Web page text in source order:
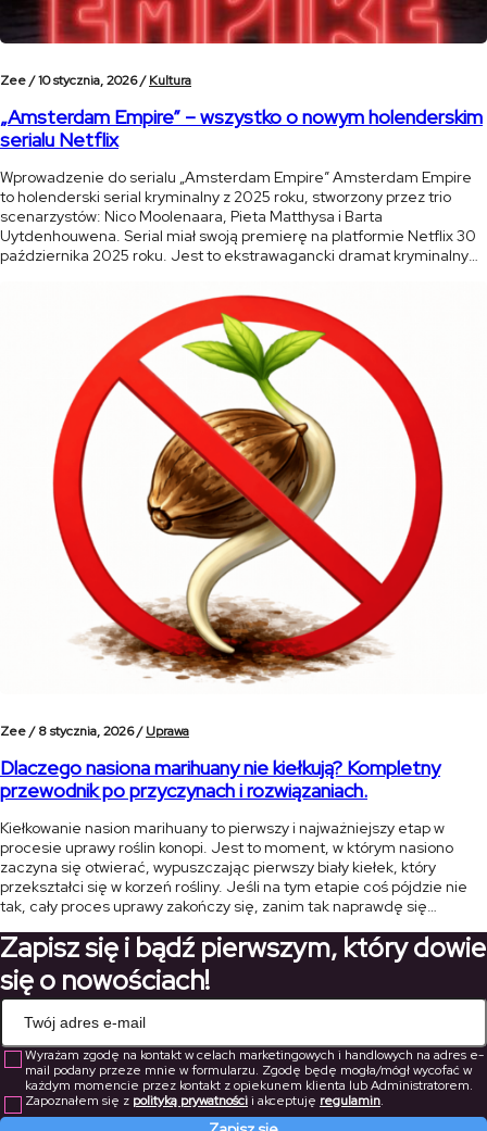
Zee /10 stycznia, 2026 /Kultura
„Amsterdam Empire” – wszystko o nowym holenderskim
serialu Netflix
Wprowadzenie do serialu „Amsterdam Empire” Amsterdam Empire
to holenderski serial kryminalny z 2025 roku, stworzony przez trio
scenarzystów: Nico Moolenaara, Pieta Matthysa i Barta
Uytdenhouwena. Serial miał swoją premierę na platformie Netflix 30
października 2025 roku. Jest to ekstrawagancki dramat kryminalny
konopnej. Serial łączy w sobie elementy dramatu rodzinnego, […]
Zee /8 stycznia, 2026 /Uprawa
Dlaczego nasiona marihuany nie kiełkują? Kompletny
przewodnik po przyczynach i rozwiązaniach.
Kiełkowanie nasion marihuany to pierwszy i najważniejszy etap w
procesie uprawy roślin konopi. Jest to moment, w którym nasiono
zaczyna się otwierać, wypuszczając pierwszy biały kiełek, który
przekształci się w korzeń rośliny. Jeśli na tym etapie coś pójdzie nie
tak, cały proces uprawy zakończy się, zanim tak naprawdę się
[…]
Zapisz się i bądź pierwszym, który dowie
się o nowościach!
Wyrażam zgodę na kontakt w celach marketingowych i handlowych na adres e-
mail podany przeze mnie w formularzu. Zgodę będę mogła/mógł wycofać w
każdym momencie przez kontakt z opiekunem klienta lub Administratorem.
Zapoznałem się z polityką prywatnościi akceptuję regulamin.